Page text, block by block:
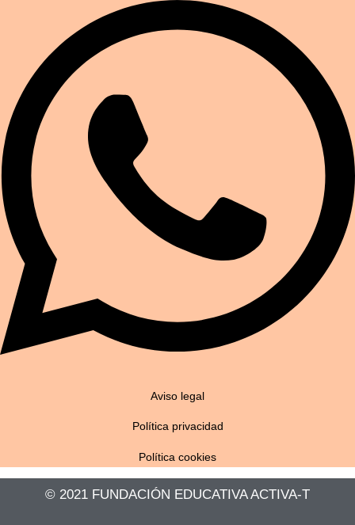
Aviso legal
Política privacidad
Política cookies
© 2021 FUNDACIÓN EDUCATIVA ACTIVA-T​